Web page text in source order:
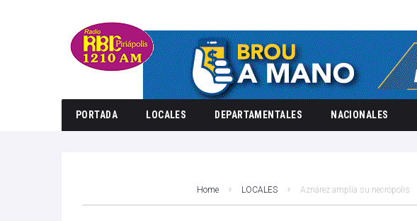
PORTADA LOCALES DEPARTAMENTALES NACIONALES
Home LOCALES Aznárez amplía su necrópolis